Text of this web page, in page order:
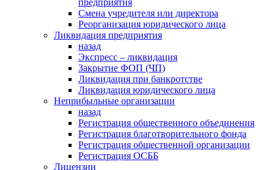
предприятия
Смена учредителя или директора
Реорганизация юридического лица
Ликвидация предприятия
назад
Экспресс – ликвидация
Закрытие ФОП (ЧП)
Ликвидация при банкротстве
Ликвидация юридического лица
Неприбыльные организации
назад
Регистрация общественного объединения
Регистрация благотворительного фонда
Регистрация общественной организации
Регистрация ОСББ
Лицензии